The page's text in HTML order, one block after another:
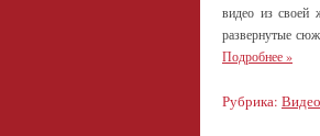
видео из своей
развернутые
Подробнее»
Рубрика: